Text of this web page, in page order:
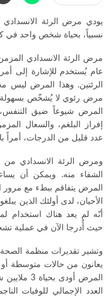
يودي مرض الرئة
نسبياً، بحياة شخص واحد
مرض الرئة الانسدادي
عام يُستخدم للإشارة إلى
الرئتين. وهذا المرض ليس
مرض رئوي لا يُشخّص بسهولة
المرض شيوعاً ضيق التنفس،
إفراز البلغم، والسعال
عدد قليل من الدرجات، أمراً
ومرض الرئة الانسدادي من
الشفاء منه. ويمكن أن
المرض يتفاقم ببطء مع
أنّه لم يعد هناك استخدام
حيث أُدرجا الآن في عملية
يعانون من حالات متوسطة
العدد الإجمالي للوفيات